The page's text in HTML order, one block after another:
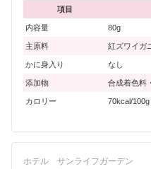
項目
内容量 80g
主原料 紅ズワイガ
かに身入り なし
添加物 合成着色料
カロリー 70kcal/100g
ホテル サンライフガーデン